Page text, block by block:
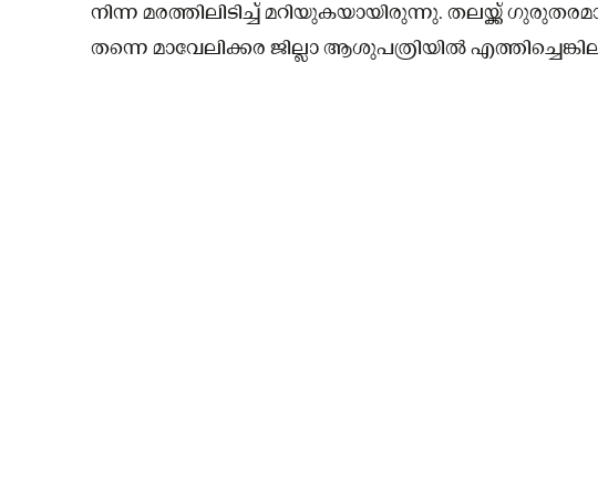
നിന്ന മരത്തിലിടിച്ച് മറിയുകയായിരുന്നു. തലയ്ക്ക്
തന്നെ മാവേലിക്കര ജില്ലാ ആശുപത്രിയിൽ